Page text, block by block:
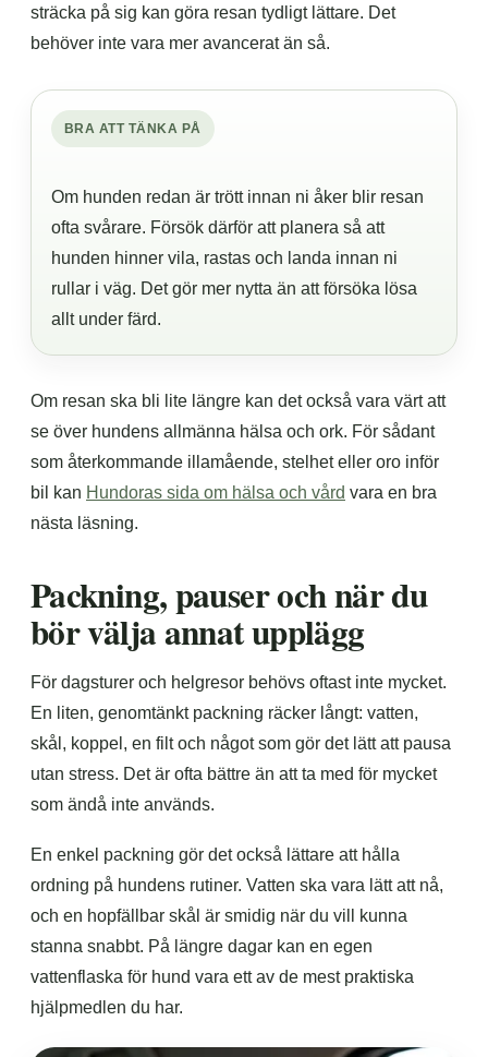
sträcka på sig kan göra resan tydligt lättare. Det
behöver inte vara mer avancerat än så.
BRA ATT TÄNKA PÅ
Om hunden redan är trött innan ni åker blir resan
ofta svårare. Försök därför att planera så att
hunden hinner vila, rastas och landa innan ni
rullar i väg. Det gör mer nytta än att försöka lösa
allt under färd.
Om resan ska bli lite längre kan det också vara värt att
se över hundens allmänna hälsa och ork. För sådant
som återkommande illamående, stelhet eller oro inför
bil kan Hundoras sida om hälsa och vård vara en bra
nästa läsning.
Packning, pauser och när du
bör välja annat upplägg
För dagsturer och helgresor behövs oftast inte mycket.
En liten, genomtänkt packning räcker långt: vatten,
skål, koppel, en filt och något som gör det lätt att pausa
utan stress. Det är ofta bättre än att ta med för mycket
som ändå inte används.
En enkel packning gör det också lättare att hålla
ordning på hundens rutiner. Vatten ska vara lätt att nå,
och en hopfällbar skål är smidig när du vill kunna
stanna snabbt. På längre dagar kan en egen
vattenflaska för hund vara ett av de mest praktiska
hjälpmedlen du har.